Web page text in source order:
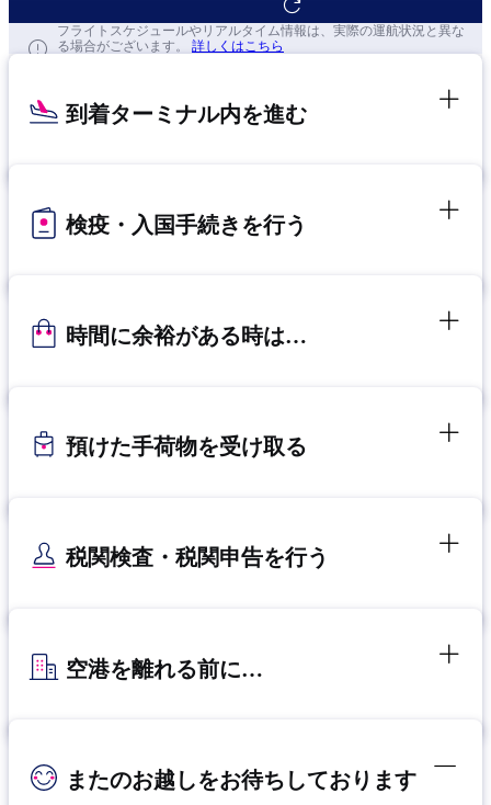
フライト予約へ
フライトスケジュールやリアルタイム情報は、実際の運航状況と異な
る場合がございます。 詳しくはこちら
到着ターミナル内を進む
検疫・入国手続きを行う
時間に余裕がある時は…
預けた手荷物を受け取る
税関検査・税関申告を行う
空港を離れる前に…
またのお越しをお待ちしております